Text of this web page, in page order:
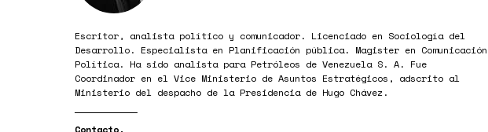
Escritor, analista político y comunicador. Licenciado en Sociología del
Desarrollo. Especialista en Planificación pública. Magister en Comunicación
Política. Ha sido analista para Petróleos de Venezuela S. A. Fue
Coordinador en el Vice Ministerio de Asuntos Estratégicos, adscrito al
Ministerio del despacho de la Presidencia de Hugo Chávez.